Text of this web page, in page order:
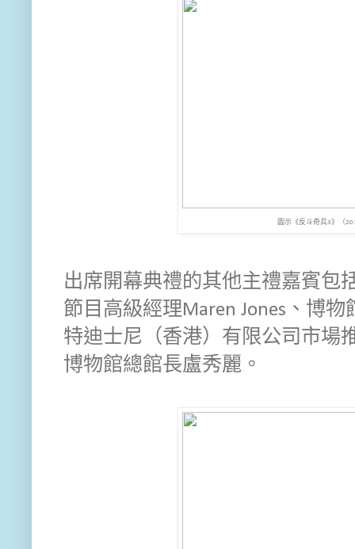
圖示《反斗奇兵3》（
出席開幕典禮的其他主禮嘉賓包
節目高級經理Maren Jones、博
特迪士尼（香港）有限公司市場
博物館總館長盧秀麗。